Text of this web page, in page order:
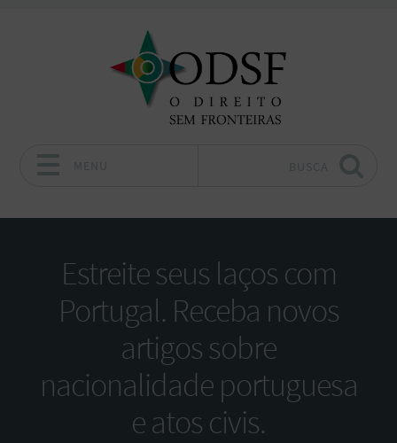
Estreite seus laços com
Portugal. Receba novos
artigos sobre
nacionalidade portuguesa
e atos civis.